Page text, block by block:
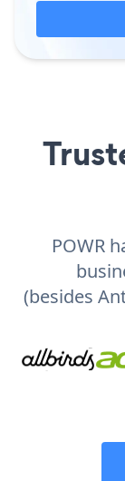
POWR
(besides